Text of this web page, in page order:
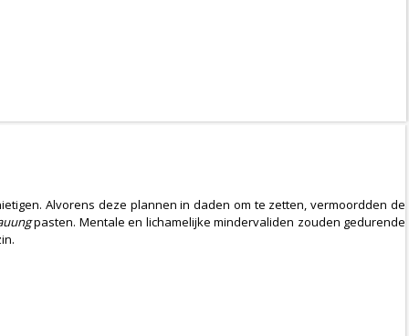
Alvorens deze plannen in daden om te zetten, vermoordden de
pasten. Mentale en lichamelijke mindervaliden zouden gedurende